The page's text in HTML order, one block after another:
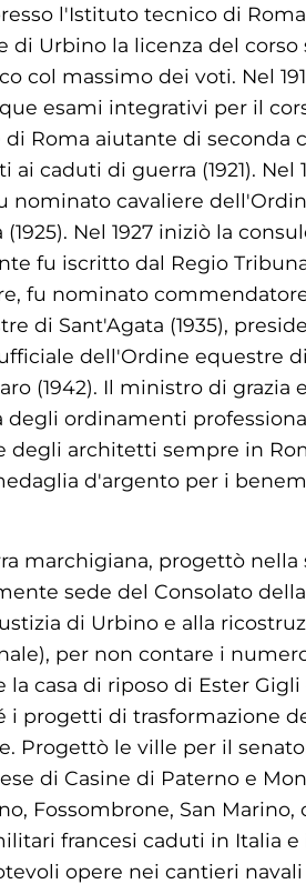
l'Istituto tecnico di
di Urbino la licenza del
col massimo dei voti. Nel
esami integrativi per il
Roma aiutante di seconda
caduti di guerra (1921).
nominato cavaliere
Nel 1927 iniziò la
fu iscritto dal Regio
fu nominato
di Sant'Agata (1935),
dell'Ordine equestre
(1942). Il ministro di
ordinamenti
architetti sempre in
d'argento per i
marchigiana, progettò
sede del Consolato
di Urbino e alla
per non contare i
casa di riposo di Ester
i progetti di trasformazione
Progettò le ville per il
di Casine di Paterno e
Fossombrone, San
francesi caduti in Italia
opere nei cantieri